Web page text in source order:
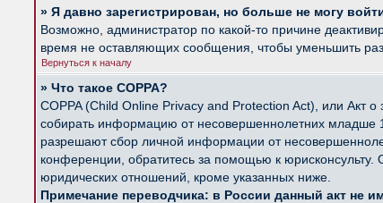
» Я давно зарегистрирован, но больше не могу
Возможно, администратор по какой-то причине
время не оставляющих сообщения, чтобы уменьшить
Вернуться к началу
» Что такое COPPA?
COPPA (Child Online Privacy and Protection Act), или Акт
собирать информацию от несовершеннолетних младше
разрешают сбор личной информации от
конференции, обратитесь за помощью к
юридических отношений, кроме указанных ниже.
Примечание переводчика: в России данный акт не